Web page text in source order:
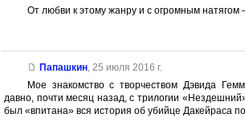
От любви к этому жанру и с огромным натягом
Папашкин, 25 июля 2016 г.
Мое знакомство с творчеством Дэвида
давно, почти месяц назад, с трилогии
был «впитана» вся история об убийце Дакейраса